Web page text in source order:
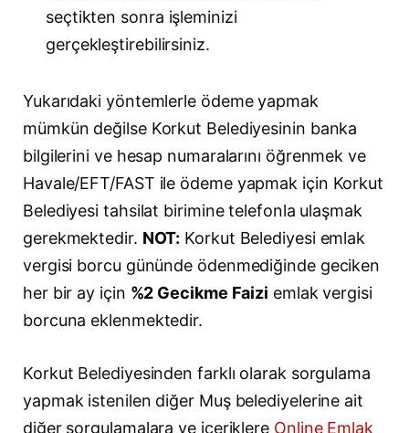
seçtikten sonra işleminizi
gerçekleştirebilirsiniz.
Yukarıdaki yöntemlerle ödeme yapmak
mümkün değilse Korkut Belediyesinin banka
bilgilerini ve hesap numaralarını öğrenmek ve
Havale/EFT/FAST ile ödeme yapmak için Korkut
Belediyesi tahsilat birimine telefonla ulaşmak
gerekmektedir. NOT: Korkut Belediyesi emlak
vergisi borcu gününde ödenmediğinde geciken
her bir ay için %2 Gecikme Faizi emlak vergisi
borcuna eklenmektedir.
Korkut Belediyesinden farklı olarak sorgulama
yapmak istenilen diğer Muş belediyelerine ait
diğer sorgulamalara ve içeriklere Online Emlak